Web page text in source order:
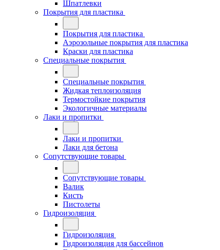
Шпатлевки
Покрытия для пластика
Покрытия для пластика
Аэрозольные покрытия для пластика
Краски для пластика
Специальные покрытия
Специальные покрытия
Жидкая теплоизоляция
Термостойкие покрытия
Экологичные материалы
Лаки и пропитки
Лаки и пропитки
Лаки для бетона
Сопутствующие товары
Сопутствующие товары
Валик
Кисть
Пистолеты
Гидроизоляция
Гидроизоляция
Гидроизоляция для бассейнов